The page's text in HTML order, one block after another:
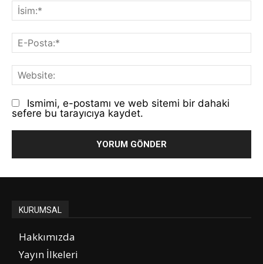
Ismimi, e-postamı ve web sitemi bir dahaki
sefere bu tarayıcıya kaydet.
KURUMSAL
Hakkımızda
Yayın İlkeleri